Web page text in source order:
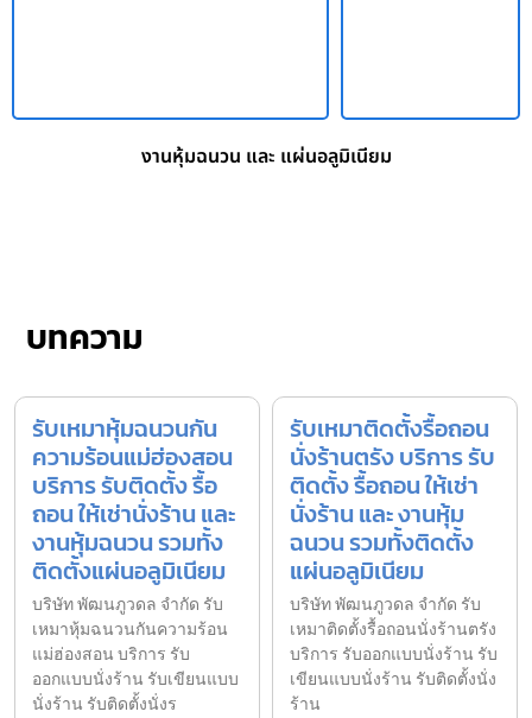
งานหุ้มฉนวน และ แผ่นอลูมิเนียม
บทความ
รับเหมาหุ้มฉนวนกัน
ความร้อนแม่ฮ่องสอน
บริการ รับติดตั้ง รื้อ
ถอน ให้เช่านั่งร้าน และ
งานหุ้มฉนวน รวมทั้ง
ติดตั้งแผ่นอลูมิเนียม
บริษัท พัฒนภูวดล จำกัด รับ
เหมาหุ้มฉนวนกันความร้อน
แม่ฮ่องสอน บริการ รับ
ออกแบบนั่งร้าน รับเขียนแบบ
นั่งร้าน รับติดตั้งนั่งร
รับเหมาติดตั้งรื้อถอน
นั่งร้านตรัง บริการ รับ
ติดตั้ง รื้อถอน ให้เช่า
นั่งร้าน และ งานหุ้ม
ฉนวน รวมทั้งติดตั้ง
แผ่นอลูมิเนียม
บริษัท พัฒนภูวดล จำกัด รับ
เหมาติดตั้งรื้อถอนนั่งร้านตรัง
บริการ รับออกแบบนั่งร้าน รับ
เขียนแบบนั่งร้าน รับติดตั้งนั่ง
ร้าน